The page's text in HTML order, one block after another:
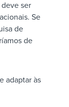
ser
Se
de
de
adaptar às